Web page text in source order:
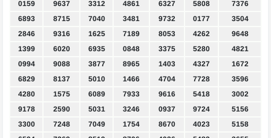
0159
9637 3312 4861 6327 5808
7376
6893
8715 7040 3481 9732 0177
3504
2846
9316 1625 7189 8053 4262
9648
1399
6020 6935 0848 3375 5280
4821
0994
9088 3877 8965 1403 4327
1672
6829
8137 5010 1466 4704 7728
3596
4280
1575 6089 7933 9616 5418
3002
9178
2590 5031 3246 0937 9724
5156
3300
7248 7049 1754 8670 4023
5158